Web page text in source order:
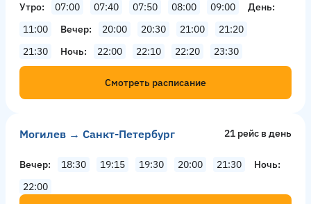
Утро 07:00 07:40 07:50 08:00 09:00
День
11:00
Вечер 20:00 20:30 21:00
21:20
21:30
Ночь 22:00 22:10 22:20 23:30
Смотреть расписание
Могилев → Санкт-Петербург 21 рейс в день
Вечер 18:30 19:15 19:30 20:00 21:30
Ночь
22:00